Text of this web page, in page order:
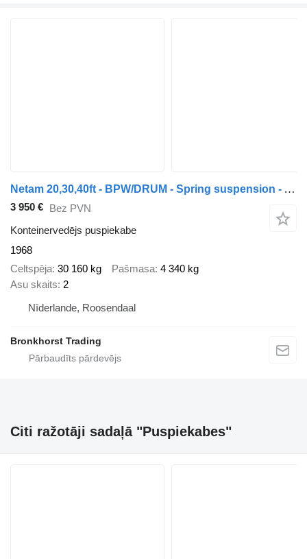
Netam 20,30,40ft - BPW/DRUM - Spring suspension - APK vrij (NL) - 65.1
3 950 € Bez PVN
Konteinervedējs puspiekabe
1968
Celtspēja 30 160 kg Pašmasa 4 340 kg
Asu skaits 2
Nīderlande, Roosendaal
Bronkhorst Trading
Citi ražotāji sadaļā "Puspiekabes"